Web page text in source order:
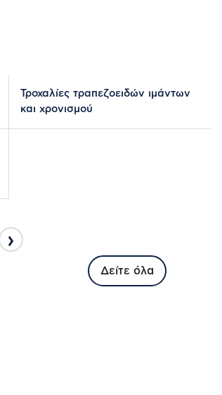
Τροχαλίες τραπεζοειδών ιμάντων
και χρονισμού
›
Δείτε όλα